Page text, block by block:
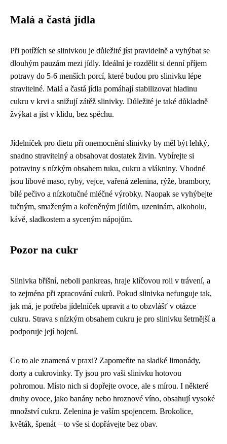
Malá a častá jídla
Při potížích se slinivkou je důležité jíst pravidelně a vyhýbat se
dlouhým pauzám mezi jídly. Ideální je rozdělit si denní příjem
potravy do 5-6 menších porcí, které budou pro slinivku lépe
stravitelné. Malá a častá jídla pomáhají stabilizovat hladinu
cukru v krvi a snižují zátěž slinivky. Důležité je také důkladně
žvýkat a jíst v klidu, bez spěchu.
Jídelníček pro dietu při onemocnění slinivky by měl být lehký,
snadno stravitelný a obsahovat dostatek živin. Vybírejte si
potraviny s nízkým obsahem tuku, cukru a vlákniny. Vhodné
jsou libové maso, ryby, vejce, vařená zelenina, rýže, brambory,
bílé pečivo a nízkotučné mléčné výrobky. Naopak se vyhýbejte
tučným, smaženým a kořeněným jídlům, uzeninám, alkoholu,
kávě, sladkostem a syceným nápojům.
Pozor na cukr
Slinivka břišní, neboli pankreas, hraje klíčovou roli v trávení, a
to zejména při zpracování cukrů. Pokud slinivka nefunguje tak,
jak má, je potřeba jídelníček upravit a to obzvlášť v otázce
cukru. Strava s nízkým obsahem cukru je pro slinivku šetrnější a
podporuje její hojení.
Co to ale znamená v praxi? Zapomeňte na sladké limonády,
dorty a cukrovinky. Ty jsou pro vaši slinivku hotovou
pohromou. Místo nich si dopřejte ovoce, ale s mírou. I některé
druhy ovoce, jako banány nebo hroznové víno, obsahují vysoké
množství cukru. Zelenina je vaším spojencem. Brokolice,
květák, špenát – to vše si dopřávejte bez obav.